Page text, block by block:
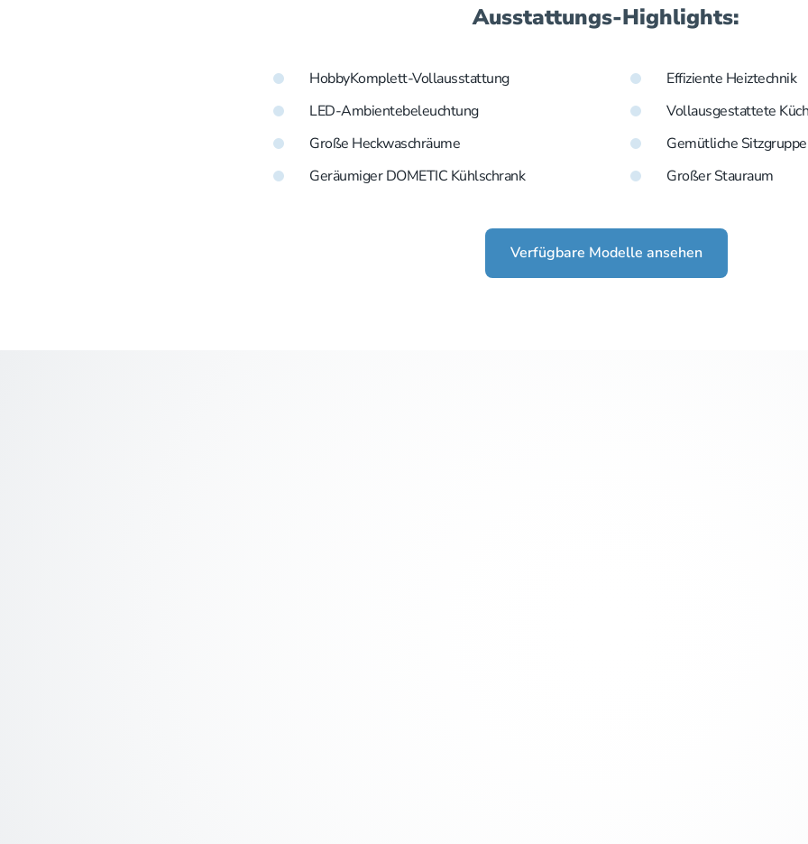
Ausstattungs-Highlights:
HobbyKomplett-Vollausstattung
LED-Ambientebeleuchtung
Große Heckwaschräume
Geräumiger DOMETIC Kühlschrank
Effiziente Heiztechnik
Vollausgestattete
Gemütliche
Großer Stauraum
Verfügbare Modelle ansehen